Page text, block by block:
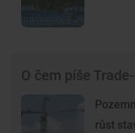
O čem píše
růst